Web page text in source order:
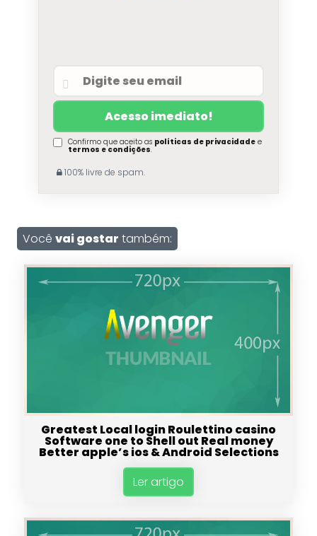
Confirmo que aceito as políticas de privacidadee
termos e condições.
100% livre de spam.
Você vai gostar também:
Greatest Local login Roulettino casino
Software one to Shell out Real money
Better apple’s ios & Android Selections
Ler artigo